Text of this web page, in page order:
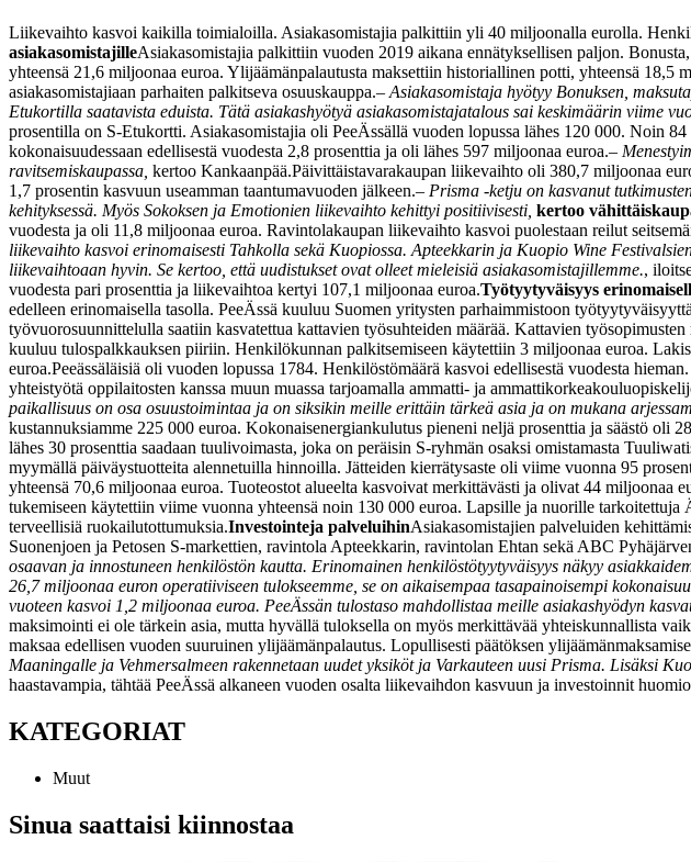
Liikevaihto kasvoi kaikilla toimialoilla. Asiakasomistajia palkittiin yli 40 miljoonalla eurolla.
asiakasomistajilleAsiakasomistajia palkittiin vuoden 2019 aikana ennätyksellisen paljon.
yhteensä 21,6 miljoonaa euroa. Ylijäämänpalautusta maksettiin historiallinen potti, yhteensä
asiakasomistajiaan parhaiten palkitseva osuuskauppa.– Asiakasomistaja hyötyy Bonuksen,
Etukortilla saatavista eduista. Tätä asiakashyötyä asiakasomistajatalous sai keskimäärin viime
prosentilla on S-Etukortti. Asiakasomistajia oli PeeÄssällä vuoden lopussa lähes 120 000. Noin
kokonaisuudessaan edellisestä vuodesta 2,8 prosenttia ja oli lähes 597 miljoonaa euroa.–
ravitsemiskaupassa kertoo Kankaanpää.Päivittäistavarakaupan liikevaihto oli 380,7 miljoonaa
1,7 prosentin kasvuun useamman taantumavuoden jälkeen.– Prisma -ketju on kasvanut
kehityksessä. Myös Sokoksen ja Emotionien liikevaihto kehittyi positiivisesti, kertoo
vuodesta ja oli 11,8 miljoonaa euroa. Ravintolakaupan liikevaihto kasvoi puolestaan reilut
liikevaihto kasvoi erinomaisesti Tahkolla sekä Kuopiossa. Apteekkarin ja Kuopio Wine
liikevaihtoaan hyvin. Se kertoo, että uudistukset ovat olleet mieleisiä asiakasomistajillemme.,
vuodesta pari prosenttia ja liikevaihtoa kertyi 107,1 miljoonaa euroa.Työtyytyväisyys
edelleen erinomaisella tasolla. PeeÄssä kuuluu Suomen yritysten parhaimmistoon
työvuorosuunnittelulla saatiin kasvatettua kattavien työsuhteiden määrää. Kattavien
kuuluu tulospalkkauksen piiriin. Henkilökunnan palkitsemiseen käytettiin 3 miljoonaa euroa.
euroa.Peeässäläisiä oli vuoden lopussa 1784. Henkilöstömäärä kasvoi edellisestä vuodesta
yhteistyötä oppilaitosten kanssa muun muassa tarjoamalla ammatti- ja
paikallisuus on osa osuustoimintaa ja on siksikin meille erittäin tärkeä asia ja on mukana
kustannuksiamme 225 000 euroa. Kokonaisenergiankulutus pieneni neljä prosenttia ja säästö oli
lähes 30 prosenttia saadaan tuulivoimasta, joka on peräisin S-ryhmän osaksi omistamasta
myymällä päiväystuotteita alennetuilla hinnoilla. Jätteiden kierrätysaste oli viime vuonna 95
yhteensä 70,6 miljoonaa euroa. Tuoteostot alueelta kasvoivat merkittävästi ja olivat 44 miljoonaa
tukemiseen käytettiin viime vuonna yhteensä noin 130 000 euroa. Lapsille ja nuorille
terveellisiä ruokailutottumuksia.Investointeja palveluihinAsiakasomistajien palveluiden
Suonenjoen ja Petosen S-markettien, ravintola Apteekkarin, ravintolan Ehtan sekä ABC
osaavan ja innostuneen henkilöstön kautta. Erinomainen henkilöstötyytyväisyys näkyy
26,7 miljoonaa euron operatiiviseen tulokseemme, se on aikaisempaa tasapainoisempi
vuoteen kasvoi 1,2 miljoonaa euroa. PeeÄssän tulostaso mahdollistaa meille asiakashyödyn
maksimointi ei ole tärkein asia, mutta hyvällä tuloksella on myös merkittävää yhteiskunnallista
maksaa edellisen vuoden suuruinen ylijäämänpalautus. Lopullisesti päätöksen
Maaningalle ja Vehmersalmeen rakennetaan uudet yksiköt ja Varkauteen uusi Prisma. Lisäksi
haastavampia, tähtää PeeÄssä alkaneen vuoden osalta liikevaihdon kasvuun ja investoinnit
KATEGORIAT
Muut
Sinua saattaisi kiinnostaa